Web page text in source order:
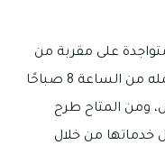
على مقربة من
شارع 34 في ند الشبا، وتبدأ ساعات عمله من الساعة 8 صباحًا
ومن المتاح طرح
خدماتها من خلال